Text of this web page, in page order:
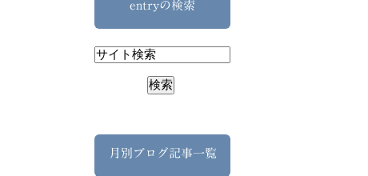
entryの検索
月別ブログ記事一覧